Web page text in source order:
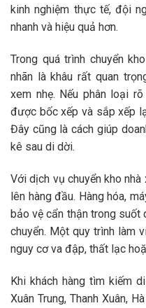
kinh nghiệm thực tế, đội
nhanh và hiệu quả hơn.
Trong quá trình chuyển
nhãn là khâu rất quan
xem nhẹ. Nếu phân loại
được bốc xếp và sắp xếp
Đây cũng là cách giúp
kê sau di dời.
Vớidịch vụ chuyển kho nhà
lên hàng đầu. Hàng hóa,
bảo vệ cẩn thận trong suốt
chuyển. Một quy trình làm
nguy cơ va đập, thất lạc
Khi khách hàng tìm kiếm
Xuân Trung, Thanh Xuân,